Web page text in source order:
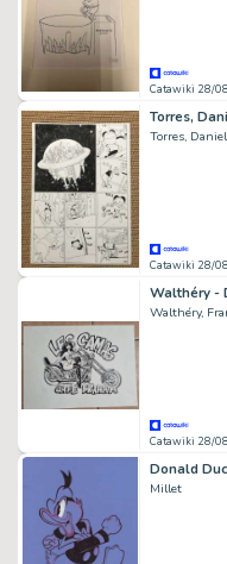
Catawiki 28/
Torres, Daniel
Catawiki 28/
Walthéry,
Catawiki 28/
Millet